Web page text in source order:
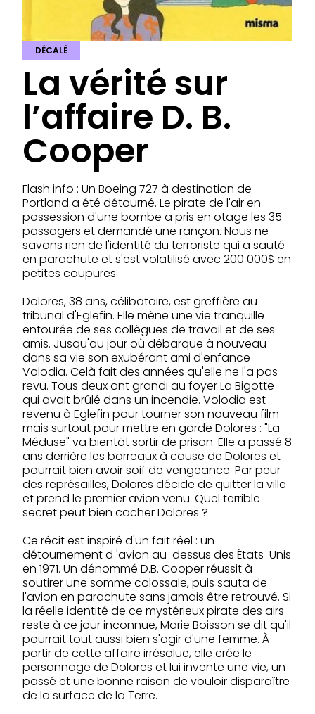
DÉCALÉ
La vérité sur
l’affaire D. B.
Cooper
Flash info : Un Boeing 727 à destination de
Portland a été détourné. Le pirate de l'air en
possession d'une bombe a pris en otage les 35
passagers et demandé une rançon. Nous ne
savons rien de l'identité du terroriste qui a sauté
en parachute et s'est volatilisé avec 200 000$ en
petites coupures.
Dolores, 38 ans, célibataire, est greffière au
tribunal d'Eglefin. Elle mène une vie tranquille
entourée de ses collègues de travail et de ses
amis. Jusqu'au jour où débarque à nouveau
dans sa vie son exubérant ami d'enfance
Volodia. Celà fait des années qu'elle ne l'a pas
revu. Tous deux ont grandi au foyer La Bigotte
qui avait brûlé dans un incendie. Volodia est
revenu à Eglefin pour tourner son nouveau film
mais surtout pour mettre en garde Dolores : "La
Méduse" va bientôt sortir de prison. Elle a passé 8
ans derrière les barreaux à cause de Dolores et
pourrait bien avoir soif de vengeance. Par peur
des représailles, Dolores décide de quitter la ville
et prend le premier avion venu. Quel terrible
secret peut bien cacher Dolores ?
Ce récit est inspiré d'un fait réel : un
détournement d 'avion au-dessus des États-Unis
en 1971. Un dénommé D.B. Cooper réussit à
soutirer une somme colossale, puis sauta de
l'avion en parachute sans jamais être retrouvé. Si
la réelle identité de ce mystérieux pirate des airs
reste à ce jour inconnue, Marie Boisson se dit qu'il
pourrait tout aussi bien s'agir d'une femme. À
partir de cette affaire irrésolue, elle crée le
personnage de Dolores et lui invente une vie, un
passé et une bonne raison de vouloir disparaître
de la surface de la Terre.